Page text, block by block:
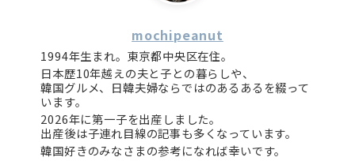
mochipeanut
1994年生まれ。東京都中央区在住。
日本歴10年越えの夫と子との暮らしや、
韓国グルメ、日韓夫婦ならではのあるあるを綴って
います。
2026年に第一子を出産しました。
出産後は子連れ目線の記事も多くなっています。
韓国好きのみなさまの参考になれば幸いです。